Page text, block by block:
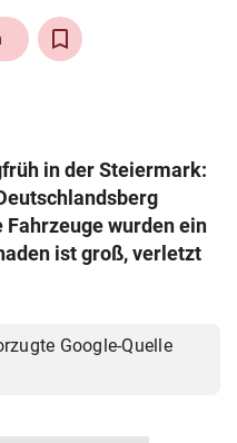
arrow_right
in der Steiermark:
wurden ein
ist groß, verletzt
Google-Quelle